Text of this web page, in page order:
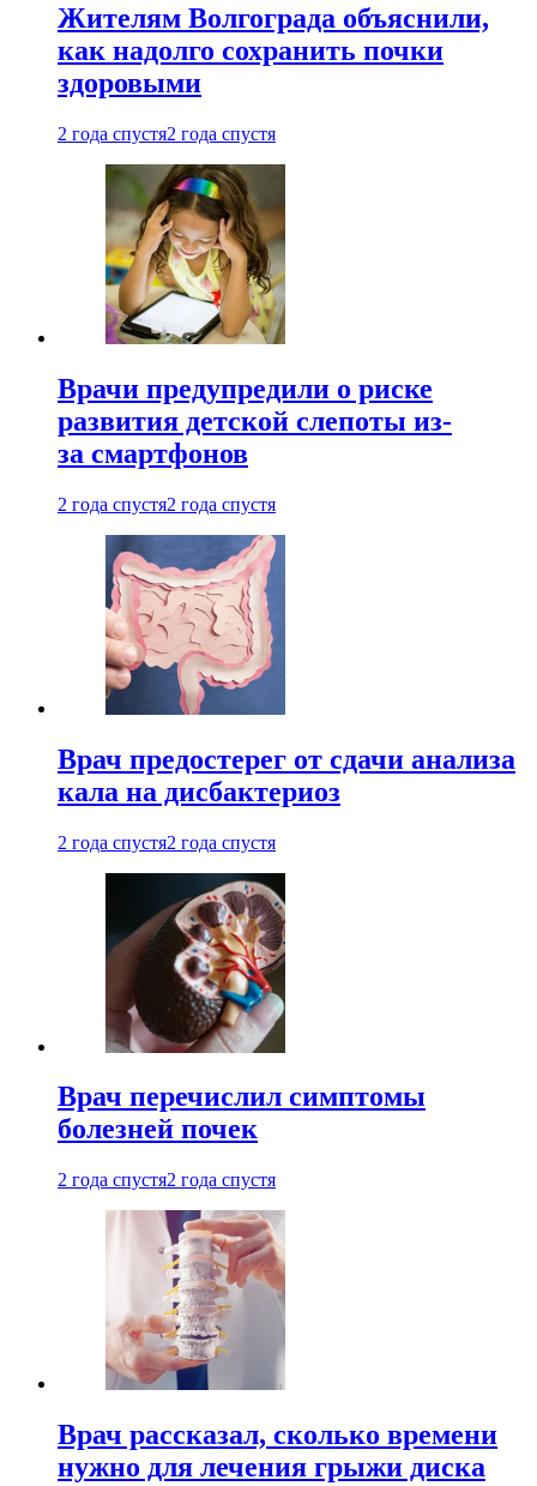
Жителям Волгограда объяснили,
как надолго сохранить почки
здоровыми
2 года спустя2 года спустя
Врачи предупредили о риске
развития детской слепоты из-
за смартфонов
2 года спустя2 года спустя
Врач предостерег от сдачи анализа
кала на дисбактериоз
2 года спустя2 года спустя
Врач перечислил симптомы
болезней почек
2 года спустя2 года спустя
Врач рассказал, сколько времени
нужно для лечения грыжи диска